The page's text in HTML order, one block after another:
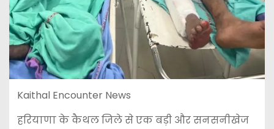
Kaithal Encounter News
हरियाणा केकैथलजिले से एक बड़ी और सनसनीखेज